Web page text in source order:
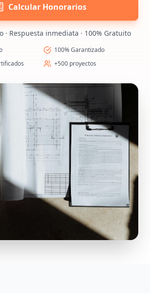
Calcular Honorarios
· Respuesta inmediata · 100% Gratuito
100% Garantizado
+500 proyectos